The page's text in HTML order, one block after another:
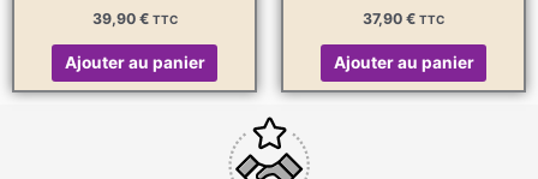
39,90 € TTC
Ajouter au panier
37,90 € TTC
Ajouter au panier